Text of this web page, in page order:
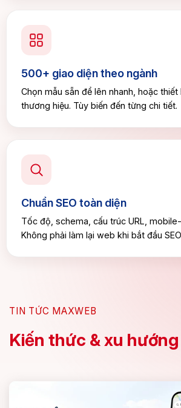
500+ giao diện theo ngành
Chọn mẫu sẵn để lên nhanh, hoặc
thương hiệu. Tùy biến đến từng chi tiết.
Chuẩn SEO toàn diện
Tốc độ, schema, cấu trúc URL,
Không phải làm lại web khi bắt đầu
TIN TỨC MAXWEB
Kiến thức & xu hướng